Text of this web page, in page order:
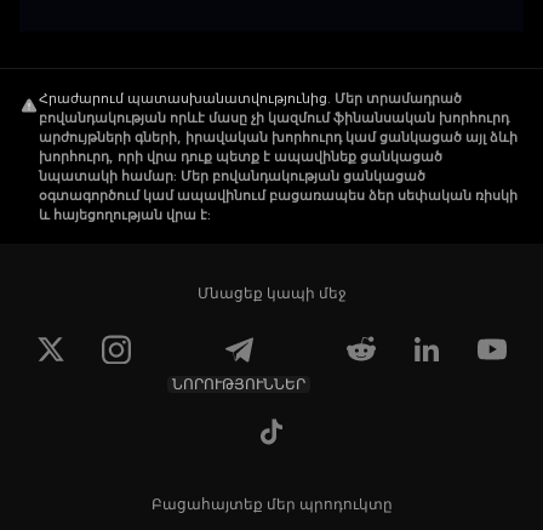
Հրաժարում պատասխանատվությունից. Մեր տրամադրած
բովանդակության որևէ մասը չի կազմում ֆինանսական խորհուրդ
արժույթների գների, իրավական խորհուրդ կամ ցանկացած այլ ձևի
խորհուրդ, որի վրա դուք պետք է ապավինեք ցանկացած
նպատակի համար: Մեր բովանդակության ցանկացած
օգտագործում կամ ապավինում բացառապես ձեր սեփական ռիսկի
և հայեցողության վրա է:
Մնացեք կապի մեջ
ՆՈՐՈՒԹՅՈՒՆՆԵՐ
Բացահայտեք մեր պրոդուկտը